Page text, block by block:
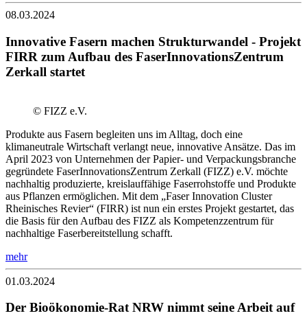
08.03.2024
Innovative Fasern machen Strukturwandel - Projekt
FIRR zum Aufbau des FaserInnovationsZentrum
Zerkall startet
© FIZZ e.V.
Produkte aus Fasern begleiten uns im Alltag, doch eine
klimaneutrale Wirtschaft verlangt neue, innovative Ansätze. Das im
April 2023 von Unternehmen der Papier- und Verpackungsbranche
gegründete FaserInnovationsZentrum Zerkall (FIZZ) e.V. möchte
nachhaltig produzierte, kreislauffähige Faserrohstoffe und Produkte
aus Pflanzen ermöglichen. Mit dem „Faser Innovation Cluster
Rheinisches Revier“ (FIRR) ist nun ein erstes Projekt gestartet, das
die Basis für den Aufbau des FIZZ als Kompetenzzentrum für
nachhaltige Faserbereitstellung schafft.
mehr
01.03.2024
Der Bioökonomie-Rat NRW nimmt seine Arbeit auf